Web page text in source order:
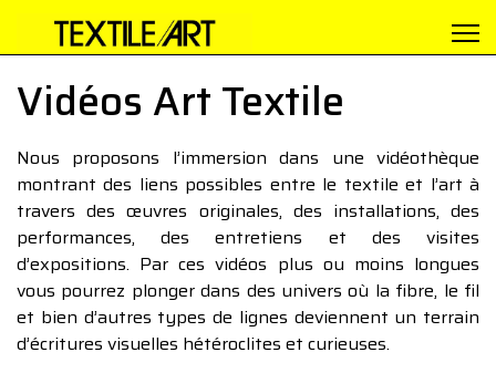
Vidéos Art Textile
Nous proposons l’immersion dans une vidéothèque
montrant des liens possibles entre le textile et l’art à
travers des œuvres originales, des installations, des
performances, des entretiens et des visites
d’expositions. Par ces vidéos plus ou moins longues
vous pourrez plonger dans des univers où la fibre, le fil
et bien d’autres types de lignes deviennent un terrain
d’écritures visuelles hétéroclites et curieuses.